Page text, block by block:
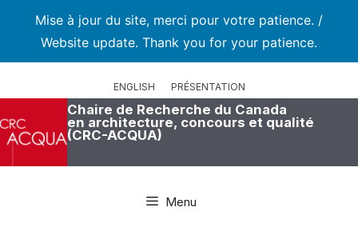
Mise à jour du site, merci pour votre patience. /
Website update. Thank you for your patience.
ENGLISH PRÉSENTATION
Chaire de Recherche du Canada
en architecture, concours et qualité
(CRC-ACQUA)
Menu